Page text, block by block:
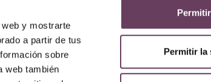
y mostrarte
a partir de tus
sobre
web también
Permitir la
Aviso legal
Política de privacidad
Política de cookies
Política de devoluciones y